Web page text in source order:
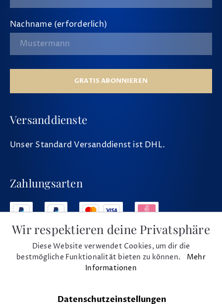
Nachname (erforderlich)
GRATIS ABONNIEREN
Versanddienste
Unser Standard Versanddienst ist DHL.
Zahlungsarten
Social Media
Wir respektieren deine Privatsphäre
Diese Website verwendet Cookies, um dir die
bestmögliche Funktionalität bieten zu können. Mehr
Informationen
Datenschutzeinstellungen